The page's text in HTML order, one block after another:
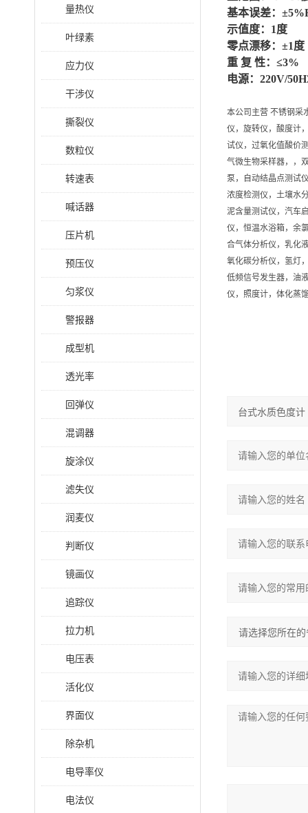
量热仪
叶绿素
应力仪
干涉仪
撕裂仪
数粒仪
转速表
喊话器
压片机
预压仪
匀浆仪
警报器
成型机
透光率
回弹仪
混调器
旋涂仪
滤失仪
润麦仪
判断仪
镜画仪
追踪仪
拉力机
电压表
活化仪
界面仪
除杂机
电导率仪
电法仪
基本误差：
示值度： 1度
零点漂移： ±1度
重 复 性： ≤3%
电源： 220V/
本公司主营 不锈钢采
仪，旋转仪，酸度计
试仪，过氧化值酸价
气微生物采样器，，
泵，自动结晶点测试
浓度检测仪，土壤水
泥含量测试仪，汽车
仪，恒温水浴箱，余
合气体分析仪，乳化
氧化碳分析仪，氢灯
低频信号发生器，油
仪，照度计，体化蒸